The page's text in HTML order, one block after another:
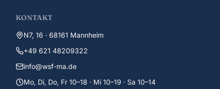
KONTAKT
N7, 16 · 68161 Mannheim
+49 621 48209322
info@wsf-ma.de
Mo, Di, Do, Fr 10–18 · Mi 10–19 · Sa 10–14